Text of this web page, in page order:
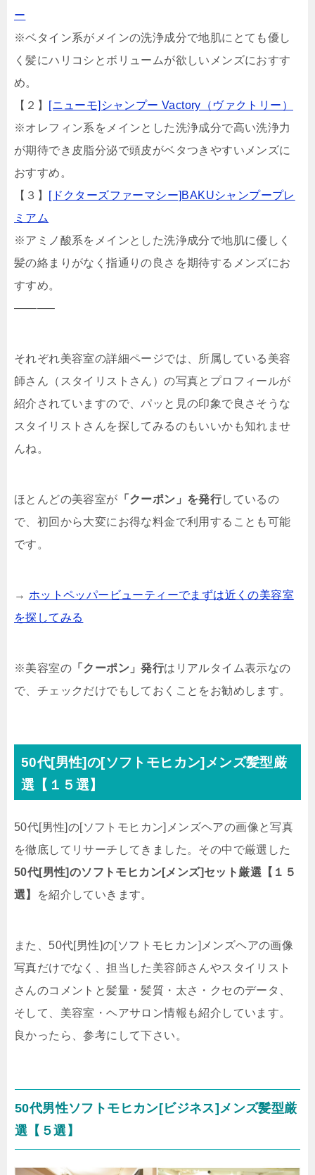
ー
※ベタイン系がメインの洗浄成分で地肌にとても優し
く髪にハリコシとボリュームが欲しいメンズにおすす
め。
【２】
[ニューモ]シャンプー Vactory（ヴァクトリー）
※オレフィン系をメインとした洗浄成分で高い洗浄力
が期待でき皮脂分泌で頭皮がベタつきやすいメンズに
おすすめ。
【３】
[ドクターズファーマシー]BAKUシャンプープレ
ミアム
※アミノ酸系をメインとした洗浄成分で地肌に優しく
髪の絡まりがなく指通りの良さを期待するメンズにお
すすめ。
———–
それぞれ美容室の詳細ページでは、所属している美容
師さん（スタイリストさん）の写真とプロフィールが
紹介されていますので、パッと見の印象で良さそうな
スタイリストさんを探してみるのもいいかも知れませ
んね。
ほとんどの美容室が 「クーポン」を発行しているの
で、初回から大変にお得な料金で利用することも可能
です。
→ ホットペッパービューティーでまずは近くの美容室
を探してみる
※美容室の 「クーポン」発行はリアルタイム表示なの
で、チェックだけでもしておくことをお勧めします。
50代[男性]の[ソフトモヒカン]メンズ髪型厳
選【１５選】
50代[男性]の[ソフトモヒカン]メンズヘアの画像と写真
を徹底してリサーチしてきました。その中で厳選した
50代[男性]のソフトモヒカン[メンズ]セット厳選【１５
選】
を紹介していきます。
また、50代[男性]の[ソフトモヒカン]メンズヘアの画像
写真だけでなく、担当した美容師さんやスタイリスト
さんのコメントと髪量・髪質・太さ・クセのデータ、
そして、美容室・ヘアサロン情報も紹介しています。
良かったら、参考にして下さい。
50代男性ソフトモヒカン[ビジネス]メンズ髪型厳
選【５選】